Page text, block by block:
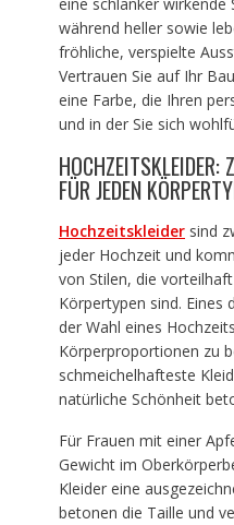
während heller sowie
fröhliche, verspielte
Vertrauen Sie auf Ihr
eine Farbe, die Ihren
und in der Sie sich
HOCHZEITSKLEIDER:
FÜR JEDEN
Hochzeitskleidersind
jeder Hochzeit und
von Stilen, die
Körpertypen sind. Eines
der Wahl eines
Körperproportionen zu
schmeichelhafteste
natürliche Schönheit
Für Frauen mit einer
Gewicht im
Kleider eine
betonen die Taille und